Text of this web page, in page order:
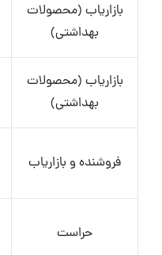
بازاریاب (محصولات
بهداشتی)
بازاریاب (محصولات
بهداشتی)
فروشنده و بازاریاب
حراست